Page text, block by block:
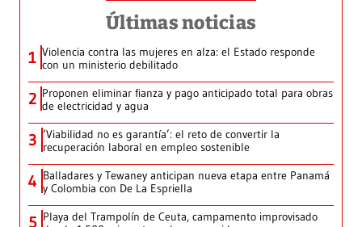
Últimas noticias
1 Violencia contra las mujeres en alza: el Estado responde
con un ministerio debilitado
2 Proponen eliminar fianza y pago anticipado total para obras
de electricidad y agua
3 ‘Viabilidad no es garantía’: el reto de convertir la
recuperación laboral en empleo sostenible
4 Balladares y Tewaney anticipan nueva etapa entre Panamá
y Colombia con De La Espriella
5 Playa del Trampolín de Ceuta, campamento improvisado